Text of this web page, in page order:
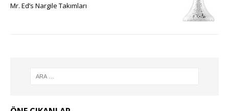
Mr. Ed’s Nargile Takımları